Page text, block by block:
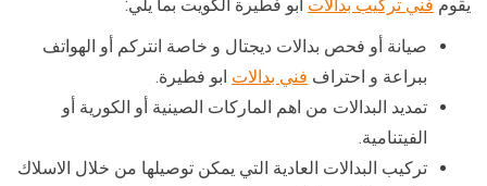
يقوم فني تركيب بدالات ابو فطيرة الكويت بما يلي:
صيانة أو فحص بدالات ديجتال و خاصة انتركم أو الهواتف
ببراعة و احتراف فني بدالات ابو فطيرة.
تمديد البدالات من اهم الماركات الصينية أو الكورية أو
الفيتنامية.
تركيب البدالات العادية التي يمكن توصيلها من خلال الاسلاك